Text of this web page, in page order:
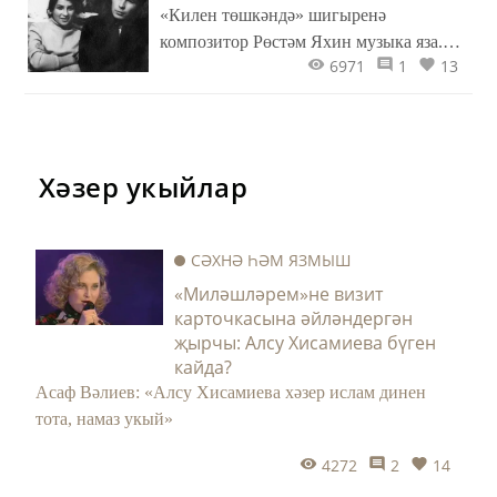
«Килен төшкәндә» шигыренә
композитор Рөстәм Яхин музыка яза.
Һәм искиткеч матур җыр туа! Ул җырны
гадәтләребезне гүзәл манзараларда
тасвирлаган «Килен төшкәндә»
6971 1 13
Хәзер укыйлар
СӘХНӘ ҺӘМ ЯЗМЫШ
«Миләшләрем»не визит
карточкасына әйләндергән
җырчы: Алсу Хисамиева бүген
кайда?
Асаф Вәлиев: «Алсу Хисамиева хәзер ислам динен
тота, намаз укый»
4272 2 14